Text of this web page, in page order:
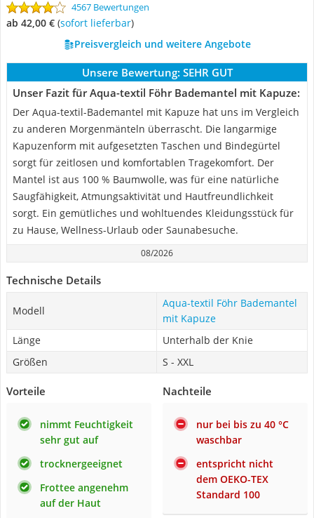
4567 Bewertungen
ab 42,00 € ( Sofort lieferbar)
Preisvergleich und weitere Angebote
Unsere Bewertung: SEHR GUT
Unser Fazit für Aqua-textil Föhr Bademantel mit Kapuze:
Der Aqua-textil-Bademantel mit Kapuze hat uns im Vergleich
zu anderen Morgenmänteln überrascht. Die langarmige
Kapuzenform mit aufgesetzten Taschen und Bindegürtel
sorgt für zeitlosen und komfortablen Tragekomfort. Der
Mantel ist aus 100 % Baumwolle, was für eine natürliche
Saugfähigkeit, Atmungsaktivität und Hautfreundlichkeit
sorgt. Ein gemütliches und wohltuendes Kleidungsstück für
zu Hause, Wellness-Urlaub oder Saunabesuche.
08/2026
Technische Details
Modell
Aqua-textil Föhr Bademantel
mit Kapuze
Länge
Unterhalb der Knie
Größen
S - XXL
Vorteile
nimmt Feuchtigkeit
sehr gut auf
trocknergeeignet
Frottee angenehm
auf der Haut
Nachteile
nur bei bis zu 40 °C
waschbar
entspricht nicht
dem OEKO-TEX
Standard 100